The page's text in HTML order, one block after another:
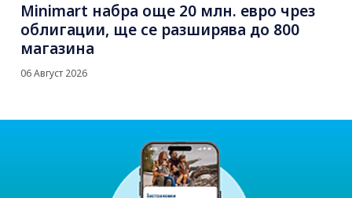
Minimart набра още 20 млн. евро чрез
облигации, ще се разширява до 800
магазина
06 Август 2026